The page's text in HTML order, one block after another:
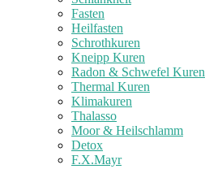
Fasten
Heilfasten
Schrothkuren
Kneipp Kuren
Radon & Schwefel Kuren
Thermal Kuren
Klimakuren
Thalasso
Moor & Heilschlamm
Detox
F.X.Mayr